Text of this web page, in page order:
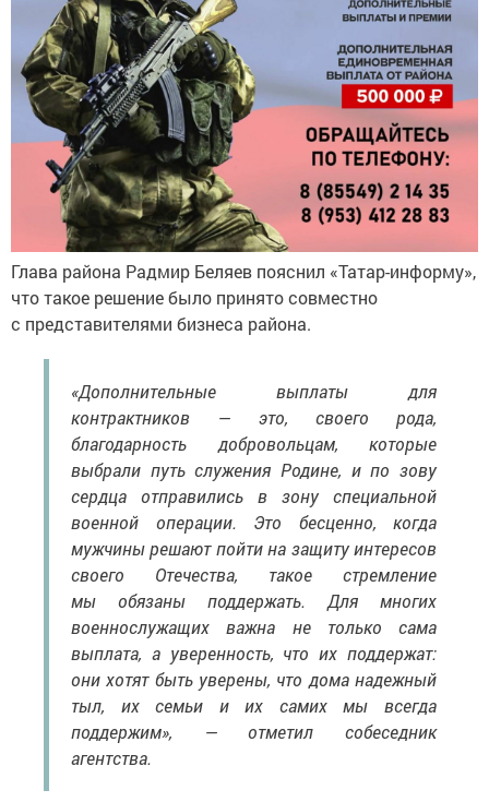
Глава района Радмир Беляев пояснил «Татар-информу»,
что такое решение было принято совместно
с представителями бизнеса района.
контрактников — это, своего рода,
благодарность добровольцам, которые
выбрали путь служения Родине, и по зову
сердца отправились в зону специальной
военной операции. Это бесценно, когда
мужчины решают пойти на защиту интересов
своего Отечества, такое стремление
мы обязаны поддержать. Для многих
военнослужащих важна не только сама
выплата, а уверенность, что их поддержат:
они хотят быть уверены, что дома надежный
тыл, их семьи и их самих мы всегда
поддержим», — отметил собеседник
агентства.